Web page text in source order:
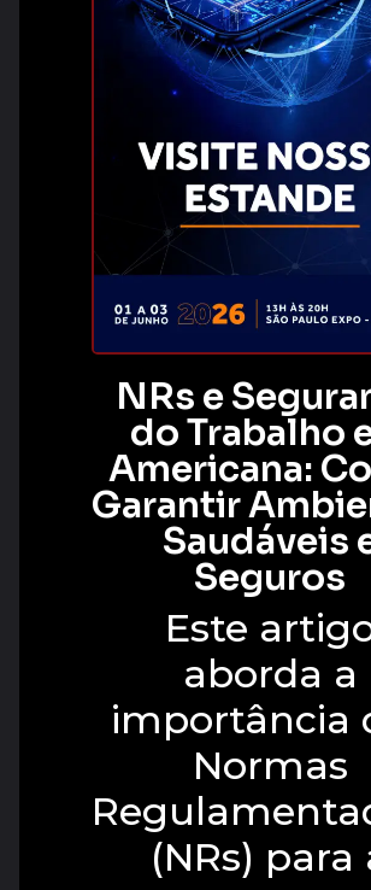
NRs e
do Trabalho
Americana:
Garantir
Saudáveis
Seguros
Este
aborda a
importância
Normas
(NRs) para